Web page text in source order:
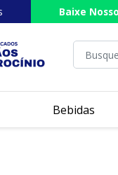
Baixe
Bebidas